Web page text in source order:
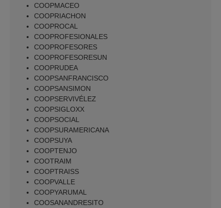
COOPMACEO
COOPRIACHON
COOPROCAL
COOPROFESIONALES
COOPROFESORES
COOPROFESORESUN
COOPRUDEA
COOPSANFRANCISCO
COOPSANSIMON
COOPSERVIVÉLEZ
COOPSIGLOXX
COOPSOCIAL
COOPSURAMERICANA
COOPSUYA
COOPTENJO
COOTRAIM
COOPTRAISS
COOPVALLE
COOPYARUMAL
COOSANANDRESITO